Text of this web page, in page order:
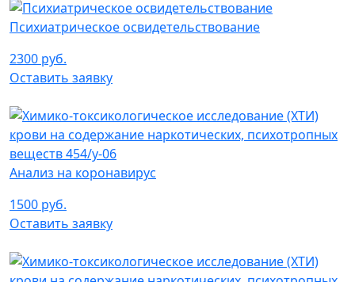
Психиатрическое освидетельствование
2300 руб.
Оставить заявку
Анализ на коронавирус
1500 руб.
Оставить заявку